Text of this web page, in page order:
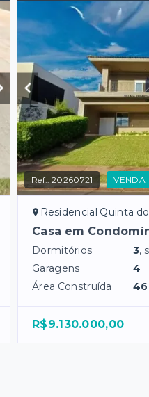
Ref.:20260721 VENDA
Residencial Quinta do
Casa em
Dormitórios 3,
Garagens
4
Área Construída
R$9.130.000,00